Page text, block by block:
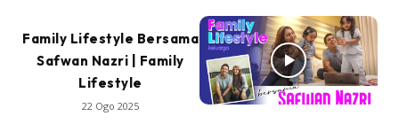
Family Lifestyle Bersama
Safwan Nazri | Family
Lifestyle
22 Ogo 2025